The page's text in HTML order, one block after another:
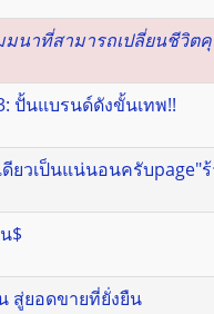
มนาที่สามารถเปลี่ยนชีวิต
ปั้นแบรนด์ดังขั้นเทพ!!
ยวเป็นแน่นอนครับpage"
$
สู่ยอดขายที่ยั่งยืน